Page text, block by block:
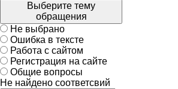
Выберите тему
обращения
Не выбрано
Ошибка в тексте
Работа с сайтом
Регистрация на сайте
Общие вопросы
Не найдено соответсвий